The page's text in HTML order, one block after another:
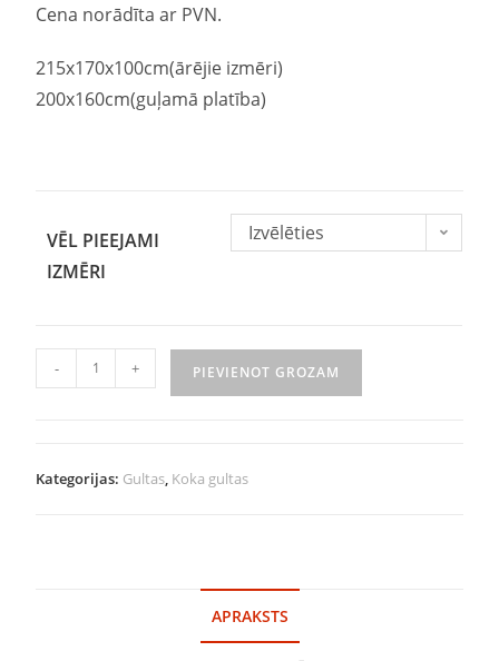
Cena norādīta ar PVN.
215x170x100cm(ārējie izmēri)
200x160cm(guļamā platība)
VĒL PIEEJAMI
IZMĒRI
Izvēlēties
- + PIEVIENOT GROZAM
Kategorijas: Gultas Koka gultas
APRAKSTS